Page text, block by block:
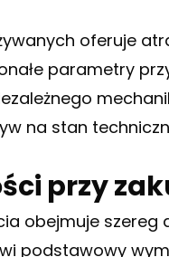
oferuje
parametry
na stan
przy
obejmuje szereg
podstawowy